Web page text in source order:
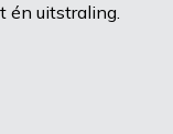
én uitstraling.